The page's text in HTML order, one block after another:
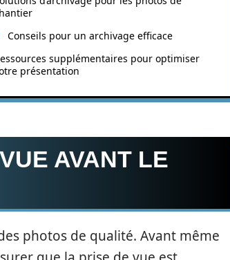
Conseils pour un archivage efficace
supplémentaires pour optimiser
présentation
AVANT LE
photos de qualité. Avant même